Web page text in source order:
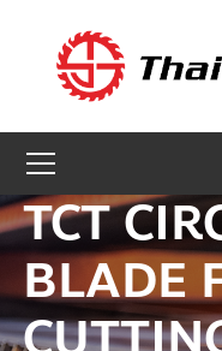
GET A
ชื่อบริษัท :
เบอร์ติดต่อกลับ * :
TCT
BLADE